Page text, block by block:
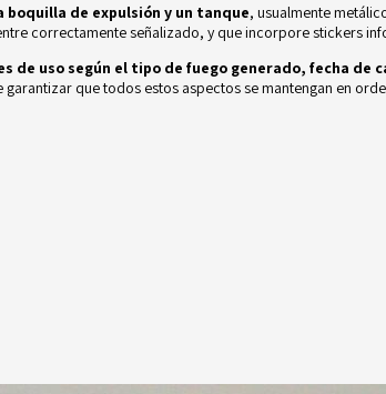
boquilla de expulsión y un tanque, usualmente
correctamente señalizado, y que incorpore stickers
de uso según el tipo de fuego generado, fecha
que todos estos aspectos se mantengan en